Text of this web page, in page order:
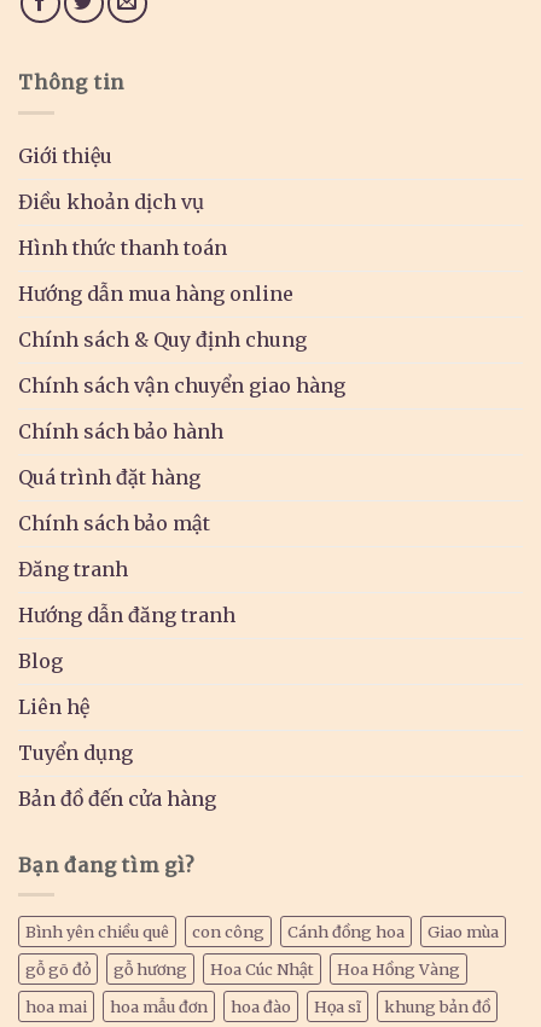
Thông tin
Giới thiệu
Điều khoản dịch vụ
Hình thức thanh toán
Hướng dẫn mua hàng online
Chính sách & Quy định chung
Chính sách vận chuyển giao hàng
Chính sách bảo hành
Quá trình đặt hàng
Chính sách bảo mật
Đăng tranh
Hướng dẫn đăng tranh
Blog
Liên hệ
Tuyển dụng
Bản đồ đến cửa hàng
Bạn đang tìm gì?
Bình yên chiều quê con công Cánh đồng hoa
Giao mùa
gỗ gõ đỏ
gỗ hương Hoa Cúc Nhật
Hoa Hồng Vàng
hoa mai
hoa mẫu đơn hoa đào Họa sĩ
khung bản đồ